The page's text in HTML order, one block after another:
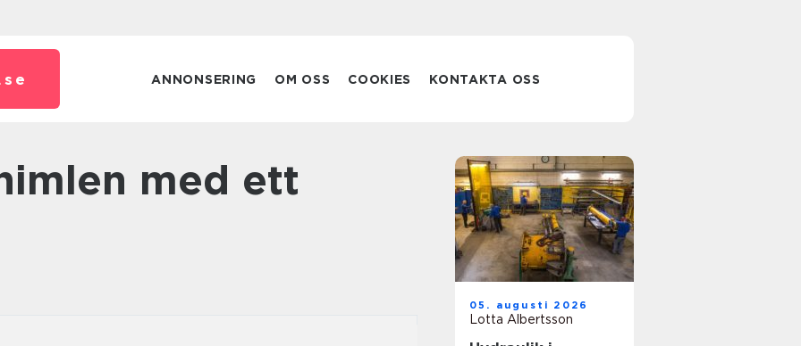
se ANNONSERING OM OSS COOKIES KONTAKTA OSS
05. augusti 2026
Lotta Albertsson